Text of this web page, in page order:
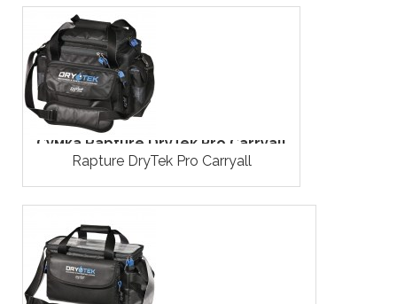
Сумка Rapture DryTek Pro Carryall
Rapture DryTek Pro Carryall